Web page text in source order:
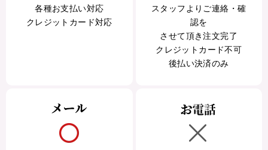
各種お支払い対応
クレジットカード対応
スタッフよりご連絡・確
認を
させて頂き注文完了
クレジットカード不可
後払い決済のみ